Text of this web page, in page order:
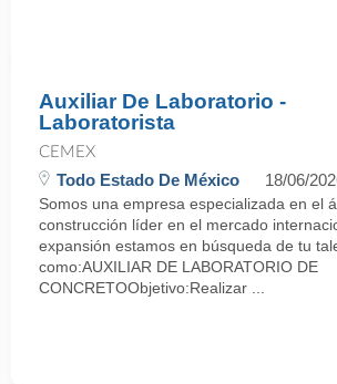
Auxiliar De Laboratorio -
Laboratorista
CEMEX
Todo Estado De México 18/06/
Somos una empresa especializada en el
construcción líder en el mercado
expansión estamos en búsqueda de tu
como:AUXILIAR DE LABORATORIO DE
CONCRETOObjetivo:Realizar ...